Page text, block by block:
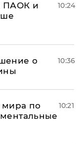
ПАОК и
10:24
о
10:36
мира по
10:21